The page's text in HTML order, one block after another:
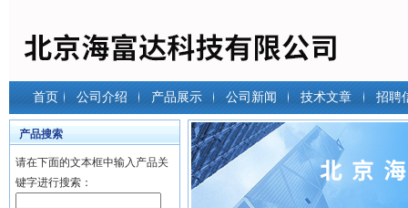
首页 公司介绍 产品展示 公司新闻 技术文章 招聘
产品搜索
请在下面的文本框中输入产品关
键字进行搜索：